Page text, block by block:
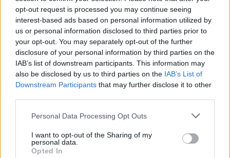
opt-out request is processed you may continue seeing
interest-based ads based on personal information utilized by
us or personal information disclosed to third parties prior to
your opt-out. You may separately opt-out of the further
disclosure of your personal information by third parties on the
IAB’s list of downstream participants. This information may
also be disclosed by us to third parties on the IAB’s List of
Downstream Participants that may further disclose it to other
Personal Data Processing Opt Outs
I want to opt-out of the Sharing of my
personal data.
Opted In
Guardian Αστυπάλαια